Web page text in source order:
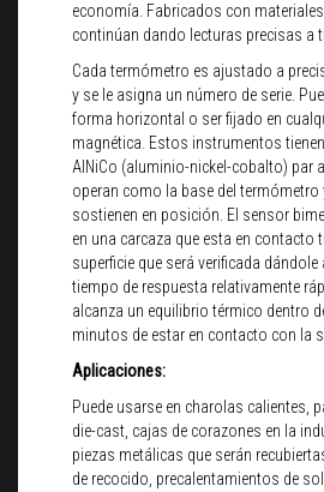
economía. Fabricados con
continúan dando lecturas precisas a
Cada termómetro es ajustado a
y se le asigna un número de serie.
forma horizontal o ser fijado en
magnética. Estos instrumentos
AlNiCo (aluminio-nickel-cobalto) par
operan como la base del
sostienen en posición. El sensor
en una carcaza que esta en contacto
superficie que será verificada
tiempo de respuesta relativamente
alcanza un equilibrio térmico dentro
minutos de estar en contacto con la
Aplicaciones:
Puede usarse en charolas calientes,
die-cast, cajas de corazones en la
piezas metálicas que serán
de recocido, precalentamientos de